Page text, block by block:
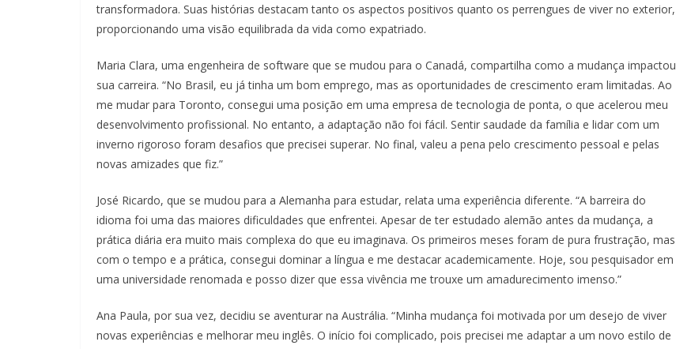
transformadora. Suas histórias destacam tanto os aspectos positivos quanto os perrengues de viver no exterior,
proporcionando uma visão equilibrada da vida como expatriado.
Maria Clara, uma engenheira de software que se mudou para o Canadá, compartilha como a mudança impactou
sua carreira. “No Brasil, eu já tinha um bom emprego, mas as oportunidades de crescimento eram limitadas. Ao
me mudar para Toronto, consegui uma posição em uma empresa de tecnologia de ponta, o que acelerou meu
desenvolvimento profissional. No entanto, a adaptação não foi fácil. Sentir saudade da família e lidar com um
inverno rigoroso foram desafios que precisei superar. No final, valeu a pena pelo crescimento pessoal e pelas
novas amizades que fiz.”
José Ricardo, que se mudou para a Alemanha para estudar, relata uma experiência diferente. “A barreira do
idioma foi uma das maiores dificuldades que enfrentei. Apesar de ter estudado alemão antes da mudança, a
prática diária era muito mais complexa do que eu imaginava. Os primeiros meses foram de pura frustração, mas
com o tempo e a prática, consegui dominar a língua e me destacar academicamente. Hoje, sou pesquisador em
uma universidade renomada e posso dizer que essa vivência me trouxe um amadurecimento imenso.”
Ana Paula, por sua vez, decidiu se aventurar na Austrália. “Minha mudança foi motivada por um desejo de viver
novas experiências e melhorar meu inglês. O início foi complicado, pois precisei me adaptar a um novo estilo de